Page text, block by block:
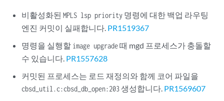
비활성화된MPLS lsp priority 명령에 대한 백업 라우팅
엔진 커밋이 실패합니다. PR1519367
명령을 실행할 image upgrade때 mgd 프로세스가 충돌할
수 있습니다. PR1557628
커밋된 프로세스는 로드 재정의와 함께 코어 파일을
cbsd_util.c:cbsd_db_open:203 생성합니다. PR1569607